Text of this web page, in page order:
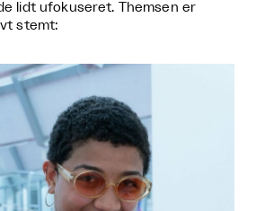
lidt ufokuseret. Themsen er
stemt: